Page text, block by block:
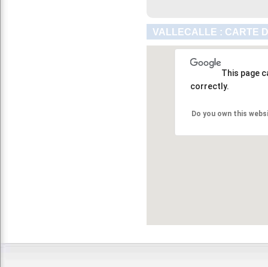
VALLECALLE : CARTE
This page
correctly.
Do you own this